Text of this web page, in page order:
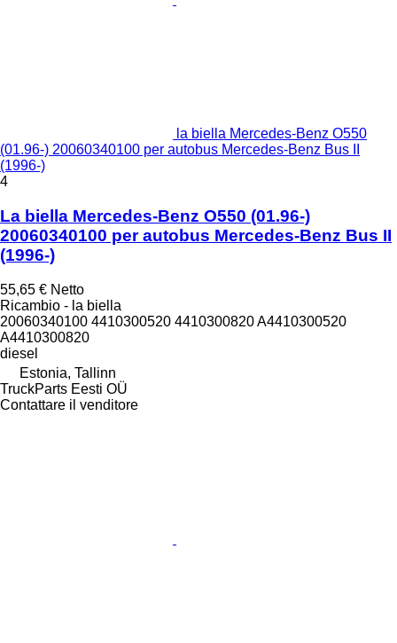
la biella Mercedes-Benz O550
(01.96-) 20060340100 per autobus Mercedes-Benz Bus II
(1996-)
4
La biella Mercedes-Benz O550 (01.96-)
20060340100 per autobus Mercedes-Benz Bus II
(1996-)
55,65 € Netto
Ricambio - la biella
20060340100 4410300520 4410300820 A4410300520
A4410300820
diesel
Estonia, Tallinn
TruckParts Eesti OÜ
Contattare il venditore